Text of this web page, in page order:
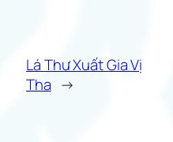
Lá Thư Xuất Gia Vị
Tha →